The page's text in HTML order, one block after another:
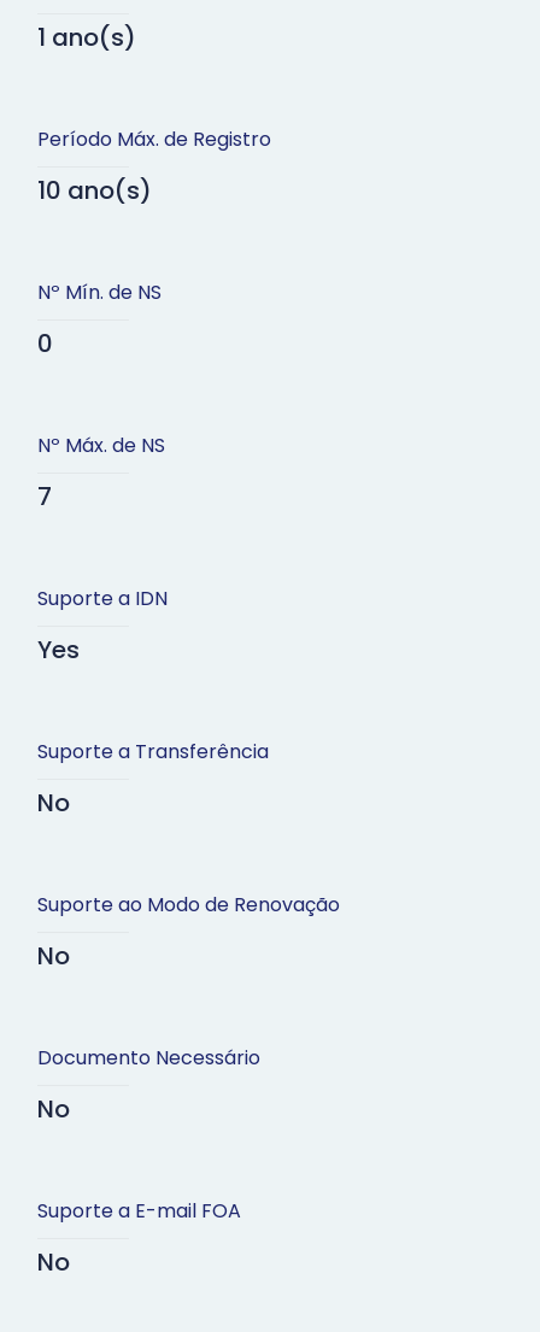
1 ano(s)
Período Máx. de Registro
10 ano(s)
Nº Mín. de NS
0
Nº Máx. de NS
7
Suporte a IDN
Yes
Suporte a Transferência
No
Suporte ao Modo de Renovação
No
Documento Necessário
No
Suporte a E-mail FOA
No